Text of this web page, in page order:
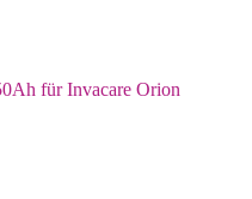
für Invacare Orion